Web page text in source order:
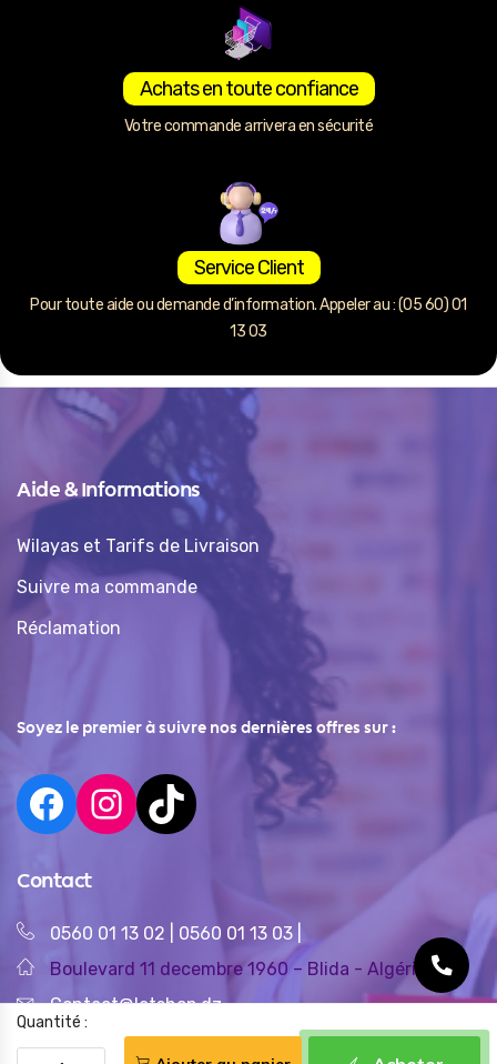
Quantité :
Achats en toute confiance
Votre commande arrivera en sécurité
Service Client
Pour toute aide ou demande d’information. Appeler au : (05 60) 01
13 03
Aide & Informations
Wilayas et Tarifs de Livraison
Suivre ma commande
Réclamation
Soyez le premier à suivre nos dernières offres sur :
Contact
0560 01 13 02 0560 01 13 03
Boulevard 11 decembre 1960 – Blida - Algérie
Contact@letshop.dz